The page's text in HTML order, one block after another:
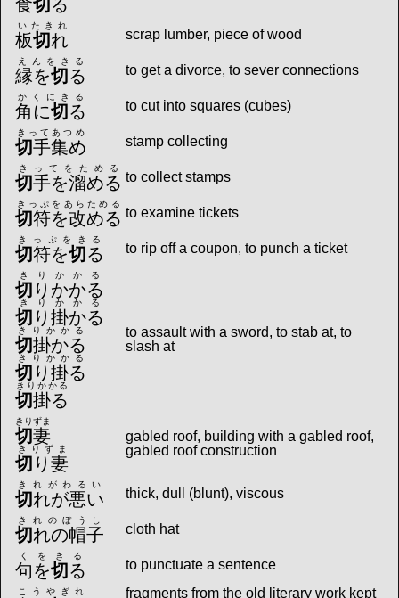
食切 る
板切れ
いたきれ
scrap lumber, piece of wood
縁を切 る
えんをきる
to get a divorce, to sever connections
角に切 る
かくにきる
to cut into squares (cubes)
切手集め
きってあつめ
stamp collecting
切手を溜める
きってをためる
to collect stamps
切符を改める
きっぷをあらためる
to examine tickets
切符を切 る
きっぷをきる
to rip off a coupon, to punch a ticket
切 りかかる
きりかかる
切 り掛かる
きりかかる
切掛かる
きりかかる
切 り掛る
きりかかる
切掛る
きりかかる
to assault with a sword, to stab at, to
slash at
切妻
きりずま
切 り妻
きりずま
gabled roof, building with a gabled roof,
gabled roof construction
切れが悪い
きれがわるい
thick, dull (blunt), viscous
切れの帽子
きれのぼうし
cloth hat
句を切 る
くをきる
to punctuate a sentence
こうやぎれ fragments from the old literary work kept